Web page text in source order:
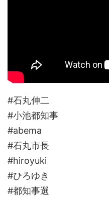
#石丸伸二
#小池都知事
#abema
#石丸市長
#hiroyuki
#ひろゆき
#都知事選